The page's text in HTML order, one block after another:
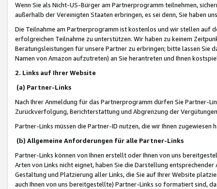
Wenn Sie als Nicht-US-Bürger am Partnerprogramm teilnehmen,
außerhalb der Vereinigten Staaten erbringen, es sei denn, Sie haben
Die Teilnahme am Partnerprogramm ist kostenlos und wir stellen auf
erfolgreichen Teilnahme zu unterstützen. Wir haben zu keinem
Beratungsleistungen für unsere Partner zu erbringen; bitte lassen Sie
Namen von Amazon aufzutreten) an Sie herantreten und Ihnen
2. Links auf Ihrer Website
(a) Partner-Links
Nach Ihrer Anmeldung für das Partnerprogramm dürfen Sie Partner-
Zurückverfolgung, Berichterstattung und Abgrenzung der
Partner-Links müssen die Partner-ID nutzen, die wir Ihnen zugewiesen
(b) Allgemeine Anforderungen für alle Partner-Links
Partner-Links können von Ihnen erstellt oder Ihnen von uns
Arten von Links nicht eignet, haben Sie die Darstellung
Gestaltung und Platzierung aller Links, die Sie auf Ihrer Website
auch Ihnen von uns bereitgestellte) Partner-Links so formatiert sind,